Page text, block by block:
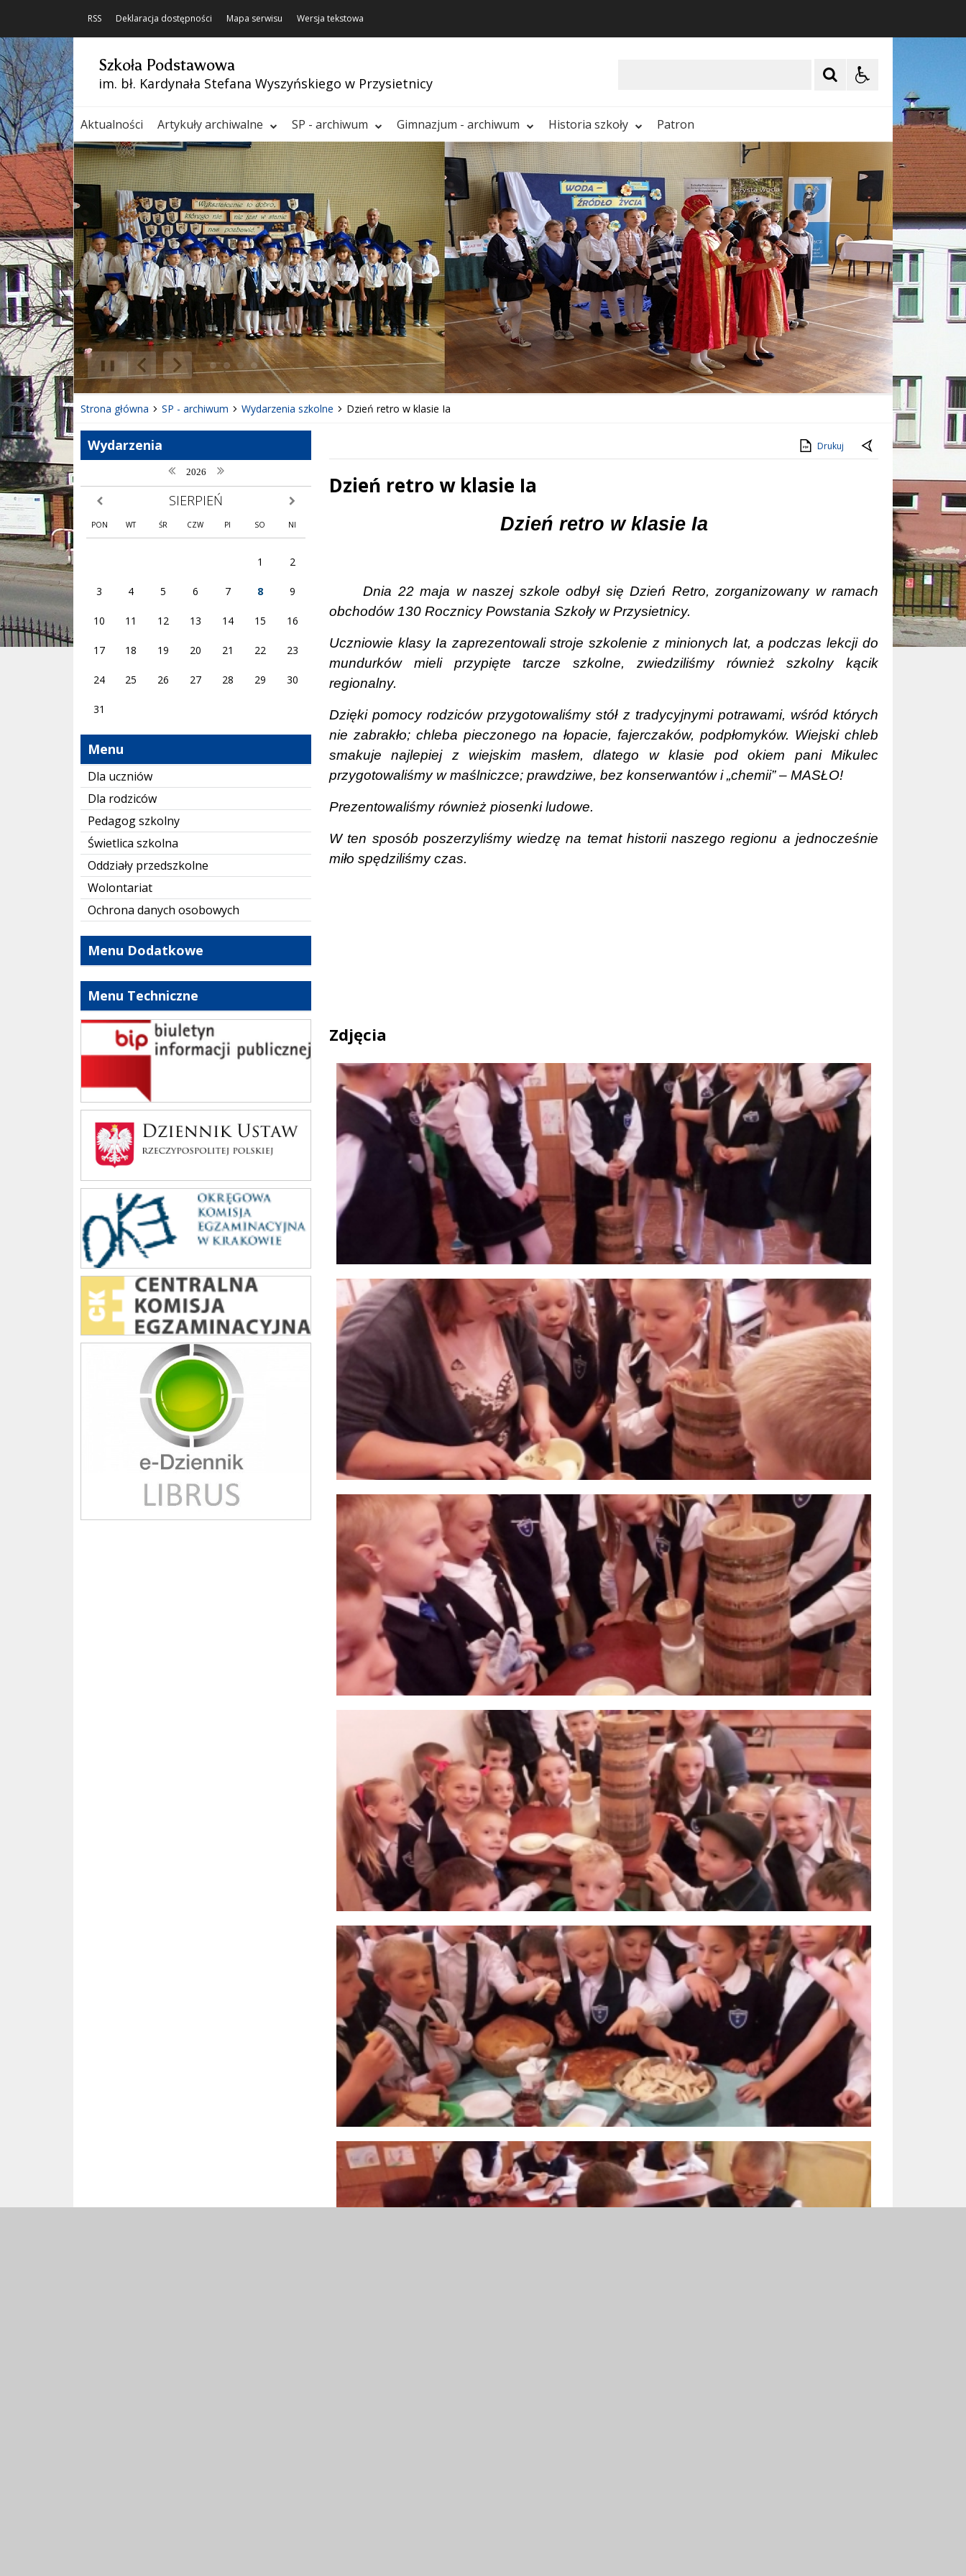
RSS Deklaracja dostępności Mapa serwisu Wersja tekstowa
Szkoła Podstawowa
im. bł. Kardynała Stefana Wyszyńskiego w Przysietnicy
Aktualności Artykuły archiwalne SP - archiwum Gimnazjum - archiwum Historia szkoły Patron
Poprzedni Element
Następny Element
❚❚
Strona główna SP - archiwum Wydarzenia szkolne Dzień retro w klasie Ia
Wydarzenia
poprzedni rok
2026 następny rok
poprzedni miesiąc SIERPIEŃ następny miesiąc
PON WT ŚR CZW PI SO NI
1 2
3 4 5 6 7 8 9
10 11 12 13 14 15 16
17 18 19 20 21 22 23
24 25 26 27 28 29 30
31
Menu
Dla uczniów
Dla rodziców
Pedagog szkolny
Świetlica szkolna
Oddziały przedszkolne
Wolontariat
Ochrona danych osobowych
Menu Dodatkowe
Menu Techniczne
bip szkoły
Dziennik Polski
oke_krakow
cke
Librus szkoła
Drukuj
Dzień retro w klasie Ia
Dzień retro w klasie Ia
Dnia 22 maja w naszej szkole odbył się Dzień Retro, zorganizowany w ramach
obchodów 130 Rocznicy Powstania Szkoły w Przysietnicy.
Uczniowie klasy Ia zaprezentowali stroje szkolenie z minionych lat, a podczas lekcji do
mundurków mieli przypięte tarcze szkolne, zwiedziliśmy również szkolny kącik
regionalny.
Dzięki pomocy rodziców przygotowaliśmy stół z tradycyjnymi potrawami, wśród których
nie zabrakło; chleba pieczonego na łopacie, fajerczaków, podpłomyków. Wiejski chleb
smakuje najlepiej z wiejskim masłem, dlatego w klasie pod okiem pani Mikulec
przygotowaliśmy w maślniczce; prawdziwe, bez konserwantów i „chemii” – MASŁO!
Prezentowaliśmy również piosenki ludowe.
W ten sposób poszerzyliśmy wiedzę na temat historii naszego regionu a jednocześnie
miło spędziliśmy czas.
Zdjęcia